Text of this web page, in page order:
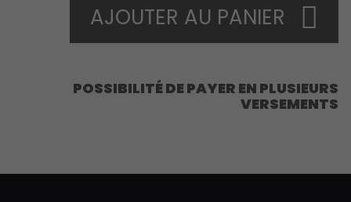
AJOUTER AU PANIER
POSSIBILITÉ DE PAYER EN PLUSIEURS
VERSEMENTS